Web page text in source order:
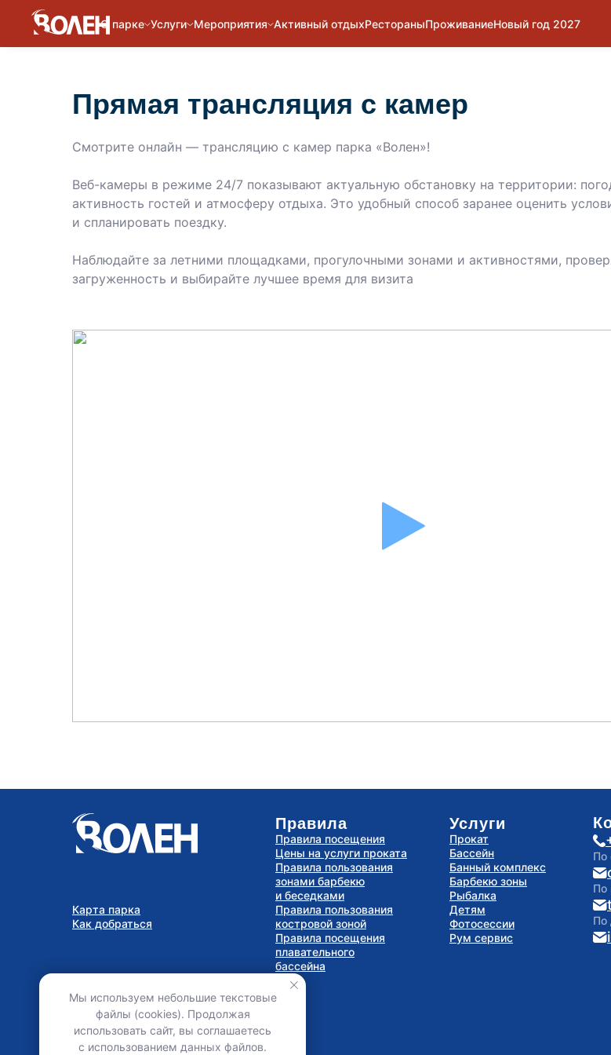
О парке Услуги Мероприятия Активный отдыхРестораныПроживаниеНовый год 2027
Прямая трансляция с камер
Смотрите онлайн — трансляцию с камер парка «Волен»!
Веб-камеры в режиме 24/7 показывают актуальную обстановку на территории:
активность гостей и атмосферу отдыха. Это удобный способ заранее оценить
и спланировать поездку.
Наблюдайте за летними площадками, прогулочными зонами и активностями,
загруженность и выбирайте лучшее время для визита
Мы используем небольшие текстовые
файлы (cookies). Продолжая
использовать сайт, вы соглашаетесь
с использованием данных файлов.
По
По
По
Правила
Правила посещения
Цены на услуги проката
Правила пользования
зонами барбекю
и беседками
Правила пользования
костровой зоной
Правила посещения
плавательного
бассейна
Услуги
Прокат
Бассейн
Банный комплекс
Барбекю зоны
Рыбалка
Детям
Фотосессии
Рум сервис
Карта парка
Как добраться